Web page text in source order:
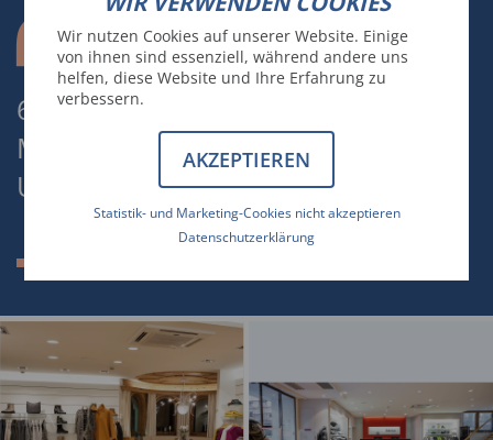
600 QUADRATMETER EXKLUSIVE
MARKENAUSWAHL FÜR DAMEN
UND HERREN!
Wir nutzen Cookies auf unserer Website. Einige
von ihnen sind essenziell, während andere uns
helfen, diese Website und Ihre Erfahrung zu
verbessern.
AKZEPTIEREN
Statistik- und Marketing-Cookies nicht akzeptieren
Datenschutzerklärung